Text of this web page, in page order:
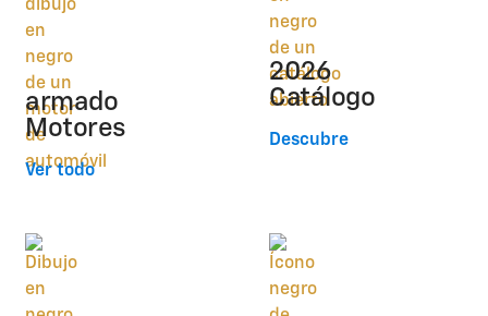
armado
Motores
Ver todo
2026
Catálogo
Descubre